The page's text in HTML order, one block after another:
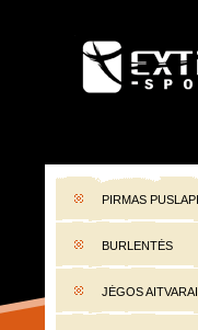
PIRMAS
BURLENTĖS
JĖGOS AITVARAI